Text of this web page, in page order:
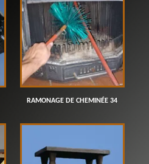
RAMONAGE DE CHEMINÉE 34